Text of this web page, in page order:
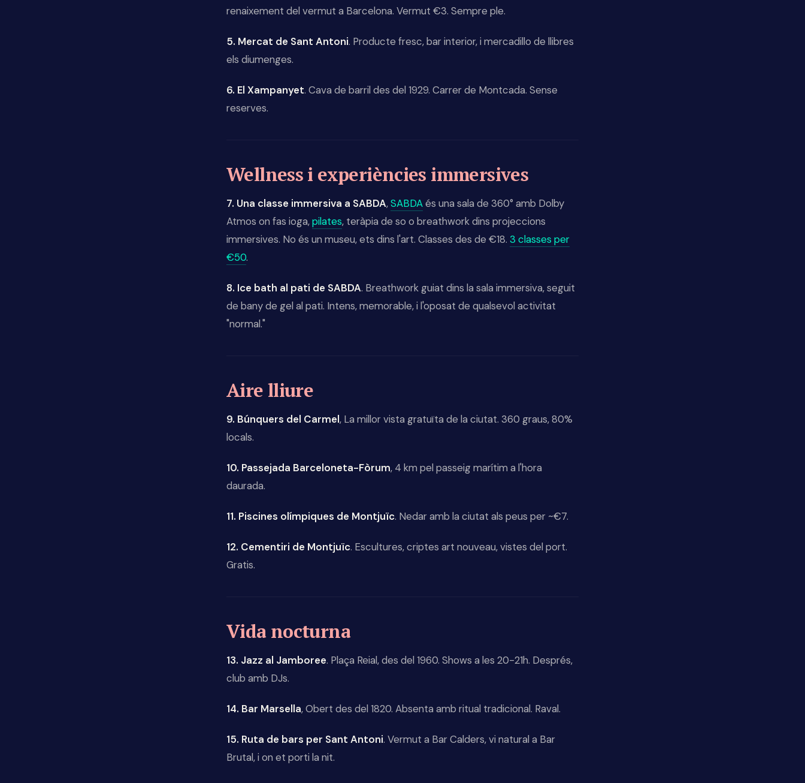
renaixement del vermut a Barcelona. Vermut €3. Sempre ple.
5. Mercat de Sant Antoni. Producte fresc, bar interior, i mercadillo de llibres
els diumenges.
6. El Xampanyet. Cava de barril des del 1929. Carrer de Montcada. Sense
reserves.
Wellness i experiències immersives
7. Una classe immersiva a SABDA,SABDAés una sala de 360° amb Dolby
Atmos on fas ioga,pilates, teràpia de so o breathwork dins projeccions
immersives. No és un museu, ets dins l'art. Classes des de €18. 3 classes per
€50.
8. Ice bath al pati de SABDA. Breathwork guiat dins la sala immersiva, seguit
de bany de gel al pati. Intens, memorable, i l'oposat de qualsevol activitat
"normal."
Aire lliure
9. Búnquers del Carmel, La millor vista gratuïta de la ciutat. 360 graus, 80%
locals.
10. Passejada Barceloneta-Fòrum, 4 km pel passeig marítim a l'hora
daurada.
11. Piscines olímpiques de Montjuïc. Nedar amb la ciutat als peus per ~€7.
12. Cementiri de Montjuïc. Escultures, criptes art nouveau, vistes del port.
Gratis.
Vida nocturna
13. Jazz al Jamboree. Plaça Reial, des del 1960. Shows a les 20-21h. Després,
club amb DJs.
14. Bar Marsella, Obert des del 1820. Absenta amb ritual tradicional. Raval.
15. Ruta de bars per Sant Antoni. Vermut a Bar Calders, vi natural a Bar
Brutal, i on et porti la nit.